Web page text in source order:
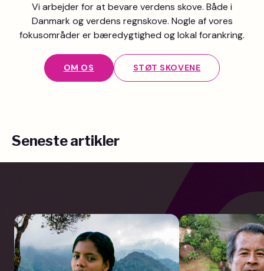
Vi arbejder for at bevare verdens skove. Både i
Danmark og verdens regnskove. Nogle af vores
fokusområder er bæredygtighed og lokal forankring.
OM OS STØT SKOVENE
Seneste artikler